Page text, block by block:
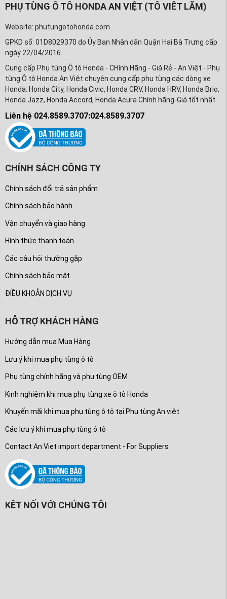
PHỤ TÙNG Ô TÔ HONDA AN VIỆT (TÔ VIÊT LÃM)
Website: phutungotohonda.com
GPKD số: 01D8029370 do Ủy Ban Nhân dân Quận Hai Bà Trưng cấp
ngày 22/04/2016
Cung cấp Phụ tùng Ô tô Honda - CHính Hãng - Giá Rẻ - An Việt - Phụ
tùng Ô tô Honda An Việt chuyên cung cấp phụ tùng các dòng xe
Honda: Honda City, Honda Civic, Honda CRV, Honda HRV, Honda Brio,
Honda Jazz, Honda Accord, Honda Acura Chính hãng-Giá tốt nhất.
Liên hệ 024.8589.3707:024.8589.3707
CHÍNH SÁCH CÔNG TY
Chính sách đổi trả sản phẩm
Chính sách bảo hành
Vận chuyển và giao hàng
Hình thức thanh toán
Các câu hỏi thường gặp
Chính sách bảo mật
ĐIỀU KHOẢN DỊCH VỤ
HỖ TRỢ KHÁCH HÀNG
Hướng dẫn mua Mua Hàng
Lưu ý khi mua phụ tùng ô tô
Phụ tùng chính hãng và phụ tùng OEM
Kinh nghiệm khi mua phụ tùng xe ô tô Honda
Khuyến mãi khi mua phụ tùng ô tô tại Phụ tùng An việt
Các lưu ý khi mua phụ tùng ô tô
Contact An Viet import department - For Suppliers
KÊT NỐI VỚI CHÚNG TÔI